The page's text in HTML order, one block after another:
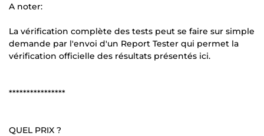
A noter:
La vérification complète des tests peut se faire sur simple
demande par l'envoi d'un Report Tester qui permet la
vérification officielle des résultats présentés ici.
****************
QUEL PRIX ?